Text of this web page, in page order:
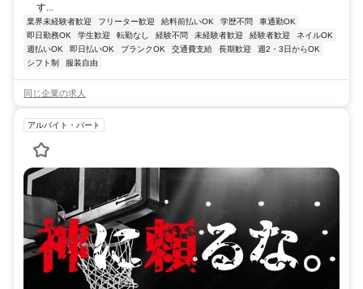
す...
業界未経験者歓迎 フリーター歓迎 給料前払いOK 学歴不問
車通勤OK
即日勤務OK
学生歓迎 転勤なし 経験不問 未経験者歓迎 経験者歓迎
ネイルOK
週払いOK
即日払いOK ブランクOK 交通費支給 長期歓迎
週2・3日からOK
シフト制
服装自由
同じ企業の求人
アルバイト・パート